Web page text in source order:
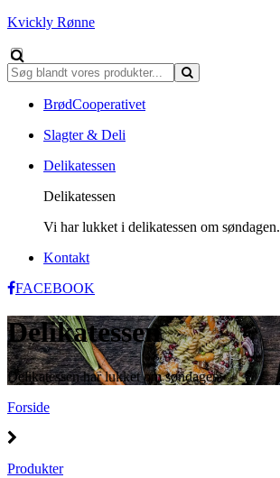
Kvickly Rønne
BrødCooperativet
Slagter & Deli
Delikatessen
Delikatessen
Vi har lukket i delikatessen om søndagen.
Kontakt
FACEBOOK
Delikatessen
Delikatessen har lukket om søndagen.
Forside
Produkter